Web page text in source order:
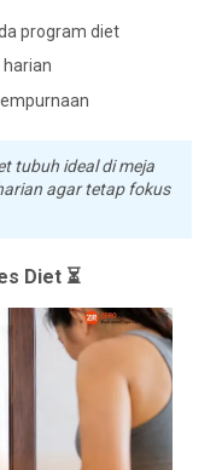
program diet
harian
tubuh ideal di meja
agar tetap fokus
Diet ⏳